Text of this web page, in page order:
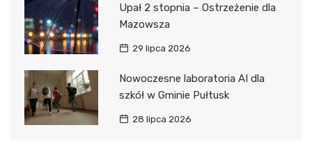
Upał 2 stopnia – Ostrzeżenie dla
Mazowsza
29 lipca 2026
Nowoczesne laboratoria AI dla
szkół w Gminie Pułtusk
28 lipca 2026